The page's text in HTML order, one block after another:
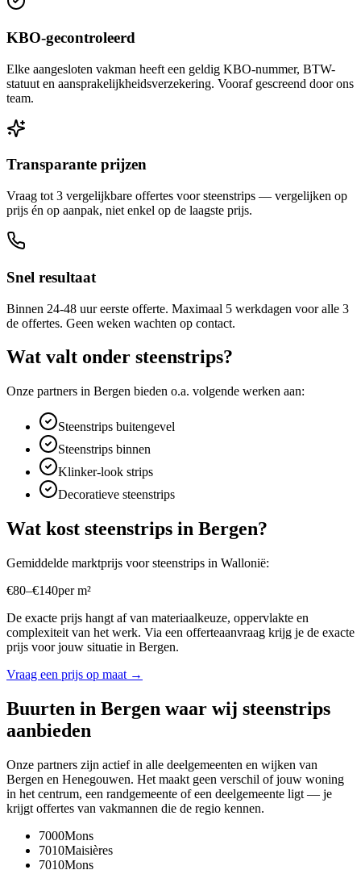
KBO-gecontroleerd
Elke aangesloten vakman heeft een geldig KBO-nummer, BTW-
statuut en aansprakelijkheidsverzekering. Vooraf gescreend door ons
team.
Transparante prijzen
Vraag tot 3 vergelijkbare offertes voor steenstrips — vergelijken op
prijs én op aanpak, niet enkel op de laagste prijs.
Snel resultaat
Binnen 24-48 uur eerste offerte. Maximaal 5 werkdagen voor alle 3
de offertes. Geen weken wachten op contact.
Wat valt onder steenstrips?
Onze partners in Bergen bieden o.a. volgende werken aan:
Steenstrips buitengevel
Steenstrips binnen
Klinker-look strips
Decoratieve steenstrips
Wat kost steenstrips in Bergen?
Gemiddelde marktprijs voorsteenstrips in Wallonië:
€80–€140perm²
De exacte prijs hangt af van materiaalkeuze, oppervlakte en
complexiteit van het werk. Via een offerteaanvraag krijg je de exacte
prijs voor jouw situatie in Bergen.
Vraag een prijs op maat →
Buurten in Bergen waar wij steenstrips
aanbieden
Onze partners zijn actief in alle deelgemeenten en wijken van
Bergen en Henegouwen. Het maakt geen verschil of jouw woning
in het centrum, een randgemeente of een deelgemeente ligt — je
krijgt offertes van vakmannen die de regio kennen.
7000Mons
7010Maisières
7010Mons